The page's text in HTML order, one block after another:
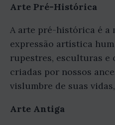
Arte Pré-Histórica
A arte pré-histórica é a
expressão artística
rupestres, esculturas e
criadas por nossos
vislumbre de suas
Arte Antiga